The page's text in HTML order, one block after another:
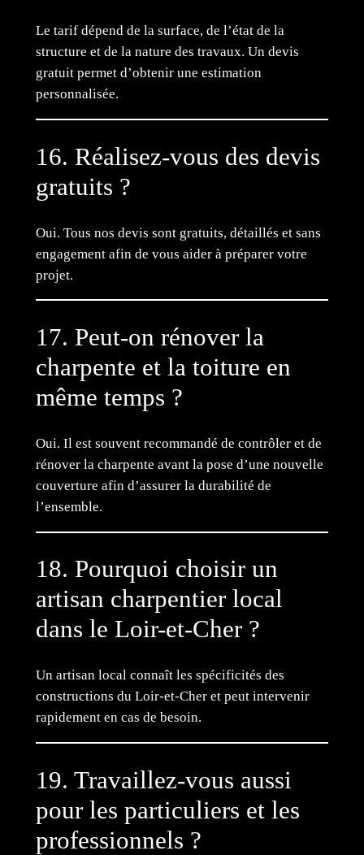
Le tarif dépend de la surface, de l’état de la
structure et de la nature des travaux. Un devis
gratuit permet d’obtenir une estimation
personnalisée.
16. Réalisez-vous des devis
gratuits ?
Oui. Tous nos devis sont gratuits, détaillés et sans
engagement afin de vous aider à préparer votre
projet.
17. Peut-on rénover la
charpente et la toiture en
même temps ?
Oui. Il est souvent recommandé de contrôler et de
rénover la charpente avant la pose d’une nouvelle
couverture afin d’assurer la durabilité de
l’ensemble.
18. Pourquoi choisir un
artisan charpentier local
dans le Loir-et-Cher ?
Un artisan local connaît les spécificités des
constructions du Loir-et-Cher et peut intervenir
rapidement en cas de besoin.
19. Travaillez-vous aussi
pour les particuliers et les
professionnels ?